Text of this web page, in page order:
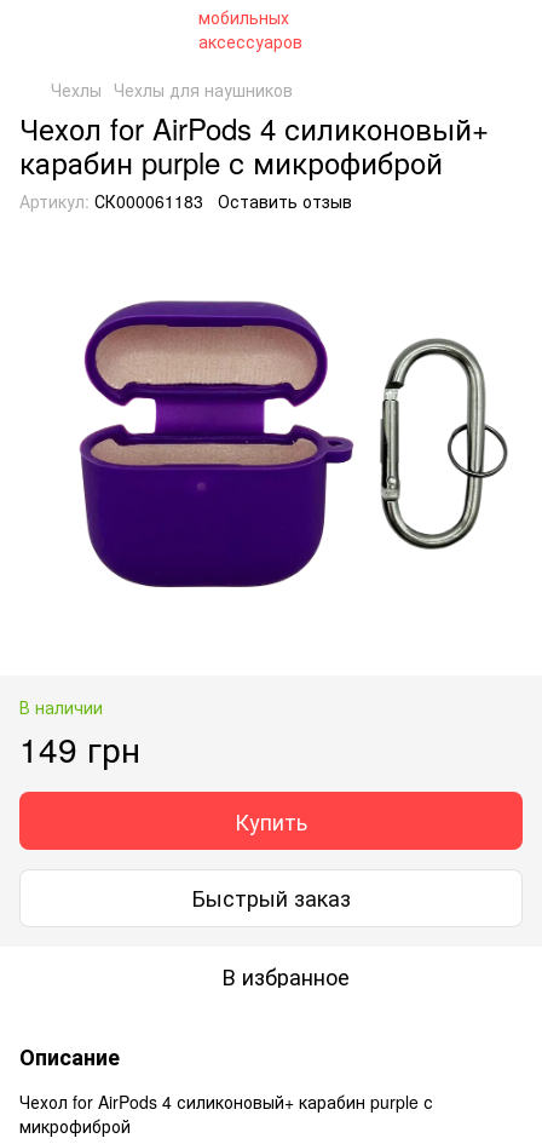
Чехлы Чехлы для наушников
Чехол for AirPods 4 силиконовый+
карабин purple с микрофиброй
Артикул: СК000061183 Оставить отзыв
В наличии
149 грн
Купить
Быстрый заказ
В избранное
Описание
Чехол for AirPods 4 силиконовый+ карабин purple с
микрофиброй